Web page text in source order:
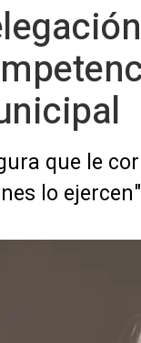
que le
lo ejercen"